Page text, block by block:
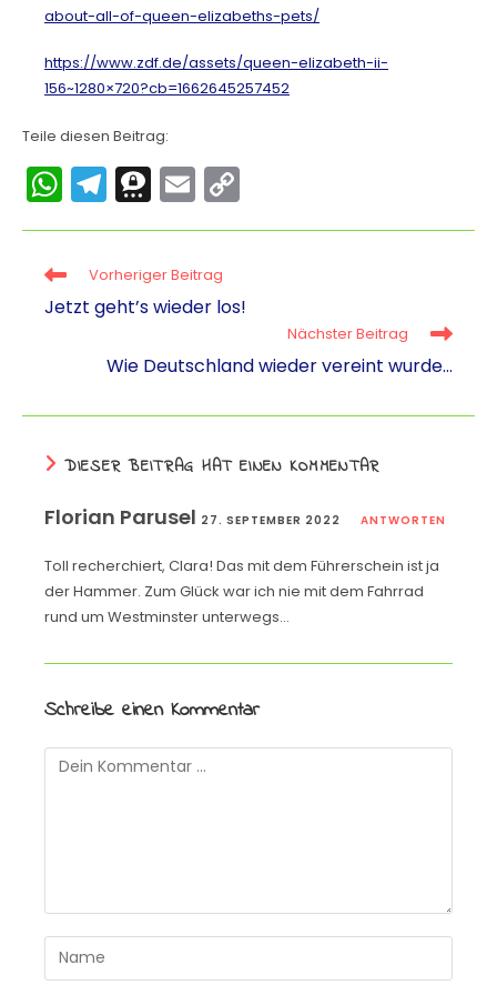
about-all-of-queen-elizabeths-pets/
https://www.zdf.de/assets/queen-elizabeth-ii-
156~1280×720?cb=1662645257452
Teile diesen Beitrag:
W
h
ts
A
T
el
gr
a
m
T
hr
e
m
a
E
m
l
o
y
Li
n
Vorheriger Beitrag
Jetzt geht’s wieder los!
Nächster Beitrag
Wie Deutschland wieder vereint wurde…
DIESER BEITRAG HAT EINEN KOMMENTAR
Florian Parusel 27. SEPTEMBER 2022 ANTWORTEN
Toll recherchiert, Clara! Das mit dem Führerschein ist ja
der Hammer. Zum Glück war ich nie mit dem Fahrrad
rund um Westminster unterwegs…
Schreibe einen Kommentar